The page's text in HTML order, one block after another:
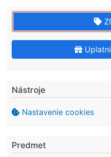
Nástroje
Nastavenie cookies
Predmet